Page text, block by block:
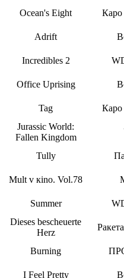
Ocean's Eight Каро
Adrift
Incredibles 2
Office Uprising
Tag Каро
Jurassic World:
Fallen Kingdom
Tully
Mult v кino. Vol.78
Summer
Dieses bescheuerte
Herz
Burning
I Feel Pretty